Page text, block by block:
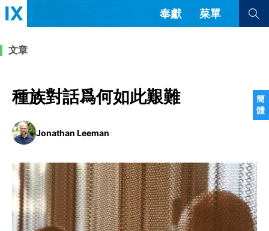
簡
體
奉獻 菜單
教會帶領 解經式講道與神學
福音傳講與宣教 成員制與教會紀律
團契生活與禱告
查看全部
查看全部
简体中文 正體中文
英语
西班牙語
葡萄牙語
俄語
烏茲別克語
达里语
波斯語
法語
羅馬尼亞語
波蘭語
文章
種族對話爲何如此艱難
Jonathan Leeman